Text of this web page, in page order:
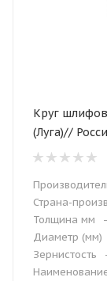
Круг
(Луга)//
Страна-
Толщина мм
Диаметр (мм)
Зернистость